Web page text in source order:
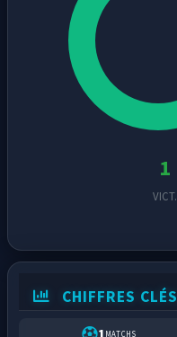
1
VICT.
CHIFFRES CLÉS
MATCHS